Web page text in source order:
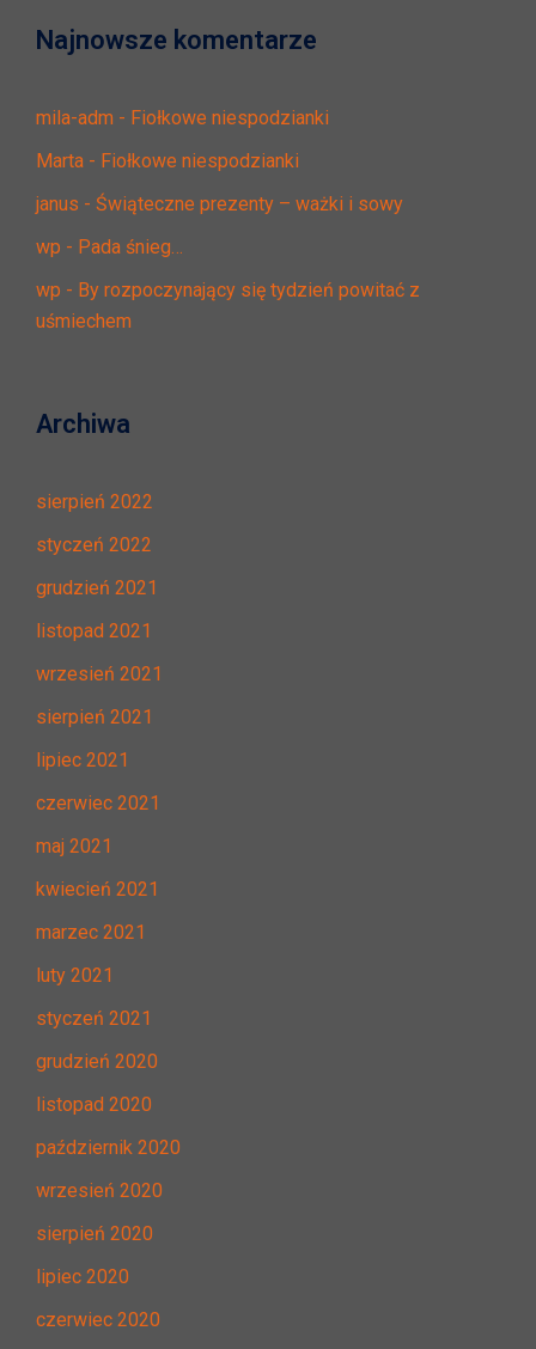
Najnowsze komentarze
mila-adm - Fiołkowe niespodzianki
Marta - Fiołkowe niespodzianki
janus - Świąteczne prezenty – ważki i sowy
wp - Pada śnieg…
wp - By rozpoczynający się tydzień powitać z
uśmiechem
Archiwa
sierpień 2022
styczeń 2022
grudzień 2021
listopad 2021
wrzesień 2021
sierpień 2021
lipiec 2021
czerwiec 2021
maj 2021
kwiecień 2021
marzec 2021
luty 2021
styczeń 2021
grudzień 2020
listopad 2020
październik 2020
wrzesień 2020
sierpień 2020
lipiec 2020
czerwiec 2020